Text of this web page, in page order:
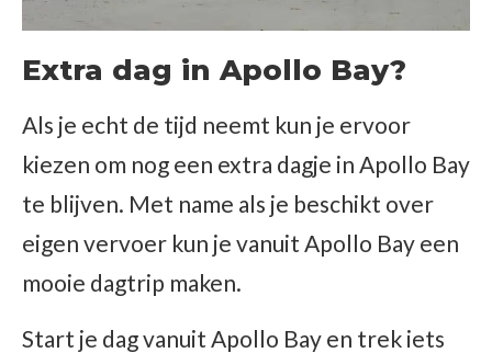
Extra dag in Apollo Bay?
Als je echt de tijd neemt kun je ervoor
kiezen om nog een extra dagje in Apollo Bay
te blijven. Met name als je beschikt over
eigen vervoer kun je vanuit Apollo Bay een
mooie dagtrip maken.
Start je dag vanuit Apollo Bay en trek iets